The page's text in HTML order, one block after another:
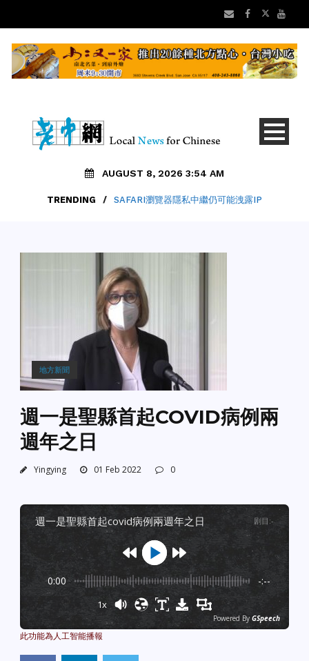
AUGUST 8, 2026 3:54 AM
TRENDING / SAFARI瀏覽器隱私中繼仍可能洩露IP
地方新聞
週一是聖縣首起COVID病例兩
週年之日
Yingying 01 Feb 2022 0
週一是聖縣首起covid病例兩週年之日 剧目 :-
0:00 -:--
1x
Powered By GSpeech